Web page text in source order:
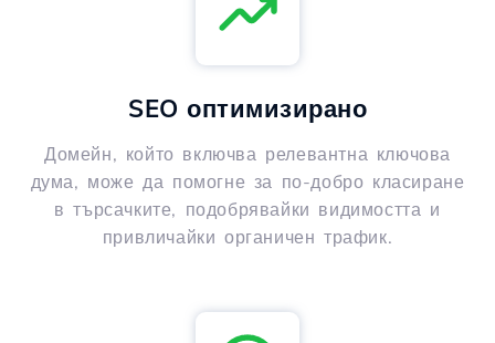
SEO оптимизирано
Домейн, който включва релевантна ключова
дума, може да помогне за по-добро класиране
в търсачките, подобрявайки видимостта и
привличайки органичен трафик.